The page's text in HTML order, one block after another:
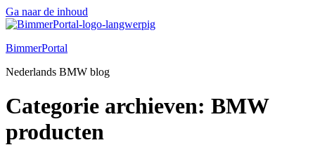
Ga naar de inhoud
BimmerPortal
Nederlands BMW blog
Categorie archieven: BMW
producten